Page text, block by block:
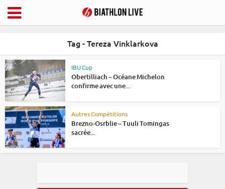
Tag - Tereza Vinklarkova
IBU Cup
Obertilliach – Océane Michelon
confirme avec une...
Autres Compétitions
Brezno-Osrblie – Tuuli Tomingas
sacrée...